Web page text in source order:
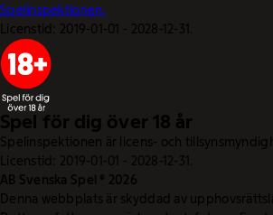
Spelinspektionen.
Licenstid: 2019-01-01 - 2028-12-31.
Spel för dig över 18 år
Spelinspektionen är licens- och
Licenstid: 2019-01-01 - 2028-12-31.
AB Svenska Spel © 2026
Denna webbplats är skyddad av